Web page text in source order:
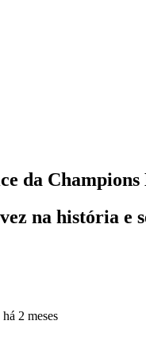
da Champions
na história
há 2 meses